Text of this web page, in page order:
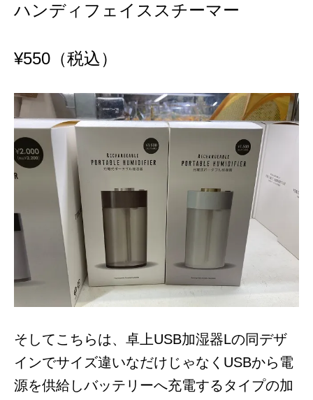
ハンディフェイススチーマー
¥550（税込）
そしてこちらは、卓上USB加湿器Lの同デザ
インでサイズ違いなだけじゃなくUSBから電
源を供給しバッテリーへ充電するタイプの加